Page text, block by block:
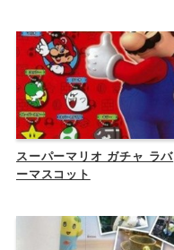
スーパーマリオ ガチャ ラバ
ーマスコット